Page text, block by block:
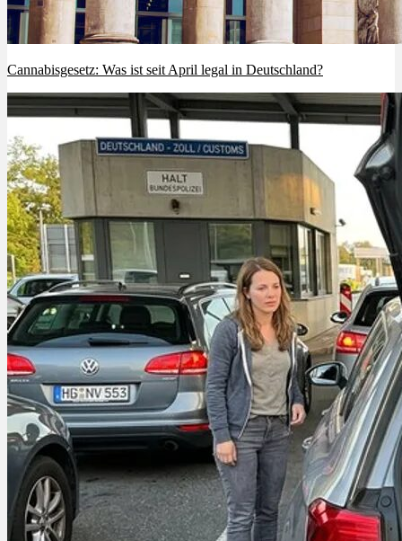
Cannabisgesetz: Was ist seit April legal in Deutschland?